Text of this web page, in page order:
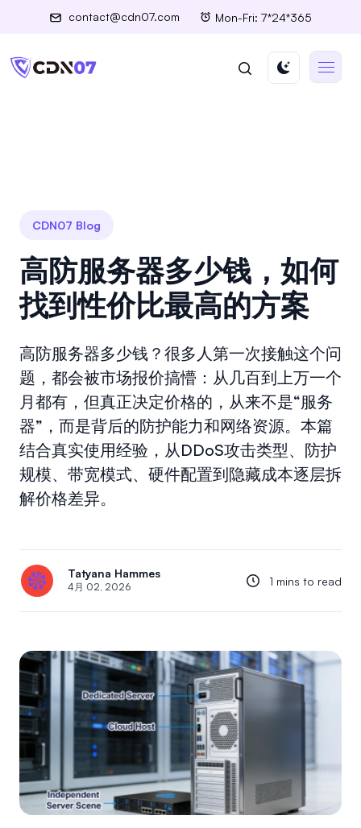
contact@cdn07.com Mon-Fri: 7*24*365
CDN07 Blog
高防服务器多少钱，如何
找到性价比最高的方案
高防服务器多少钱？很多人第一次接触这个问
题，都会被市场报价搞懵：从几百到上万一个
月都有，但真正决定价格的，从来不是“服务
器”，而是背后的防护能力和网络资源。本篇
结合真实使用经验，从DDoS攻击类型、防护
规模、带宽模式、硬件配置到隐藏成本逐层拆
解价格差异。
Tatyana Hammes
4月 02, 2026 1 mins to read